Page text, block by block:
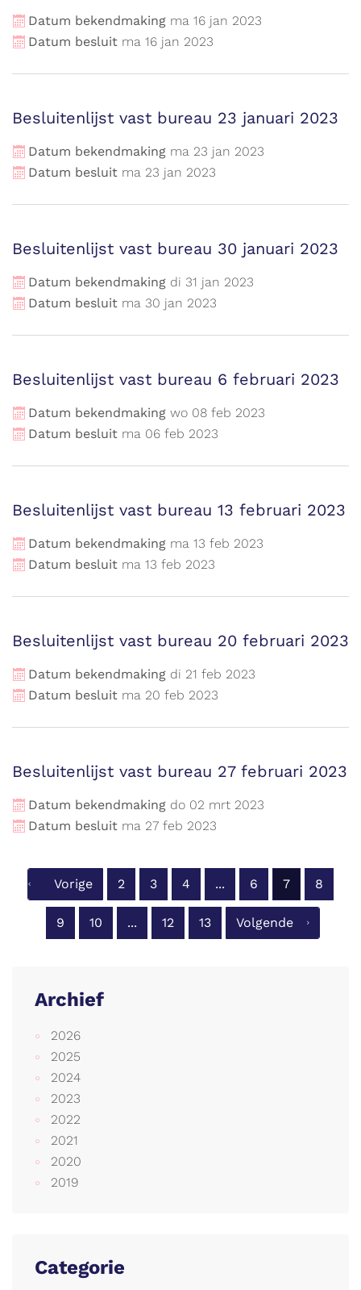
Datum bekendmaking ma 16 jan 2023
Datum besluit ma 16 jan 2023
Besluitenlijst vast bureau 23 januari 2023
Datum bekendmaking ma 23 jan 2023
Datum besluit ma 23 jan 2023
Besluitenlijst vast bureau 30 januari 2023
Datum bekendmaking di 31 jan 2023
Datum besluit ma 30 jan 2023
Besluitenlijst vast bureau 6 februari 2023
Datum bekendmaking wo 08 feb 2023
Datum besluit ma 06 feb 2023
Besluitenlijst vast bureau 13 februari 2023
Datum bekendmaking ma 13 feb 2023
Datum besluit ma 13 feb 2023
Besluitenlijst vast bureau 20 februari 2023
Datum bekendmaking di 21 feb 2023
Datum besluit ma 20 feb 2023
Besluitenlijst vast bureau 27 februari 2023
Datum bekendmaking do 02 mrt 2023
Datum besluit ma 27 feb 2023
Vorige 2 3 4 ... 6 7 8
9 10 ... 12 13 Volgende
Archief
2026
2025
2024
2023
2022
2021
2020
2019
Categorie